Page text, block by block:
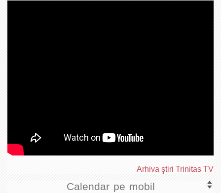
Arhiva ştiri Trinitas TV
Calendar pe mobil